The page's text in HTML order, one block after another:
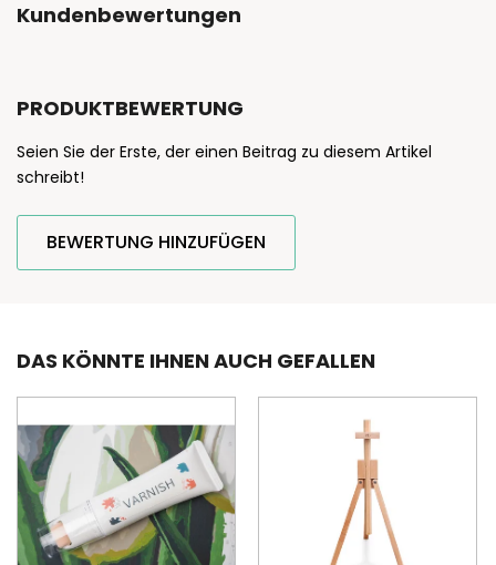
Kundenbewertungen
PRODUKTBEWERTUNG
Seien Sie der Erste, der einen Beitrag zu diesem Artikel
schreibt!
BEWERTUNG HINZUFÜGEN
DAS KÖNNTE IHNEN AUCH GEFALLEN